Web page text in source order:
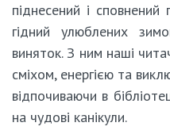
піднесений і сповнений
гідний улюблених
виняток. З ним наші
сміхом, енергією та
відпочиваючи в
на чудові канікули.